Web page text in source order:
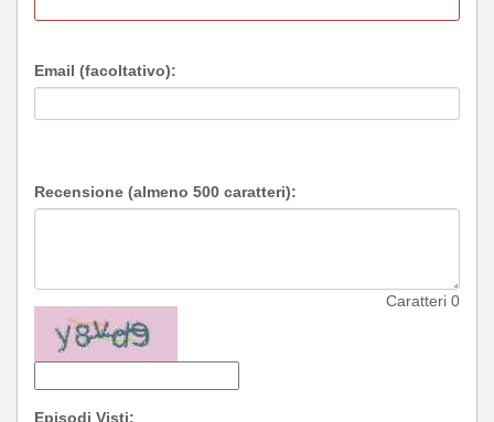
Email (facoltativo):
Recensione (almeno 500 caratteri):
Caratteri 0
Episodi Visti: